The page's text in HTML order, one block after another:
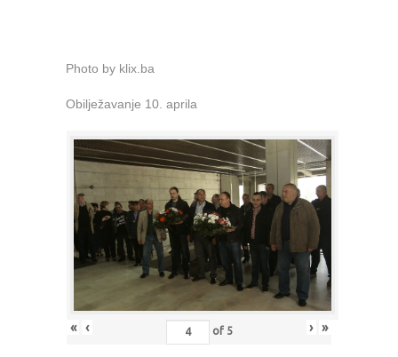
Photo by klix.ba
Obilježavanje 10. aprila
« ‹ of 5 › »